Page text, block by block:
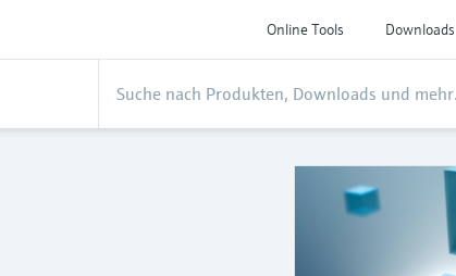
Online Tools Downloads